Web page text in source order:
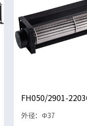
FH050/2901-
外径：Φ37